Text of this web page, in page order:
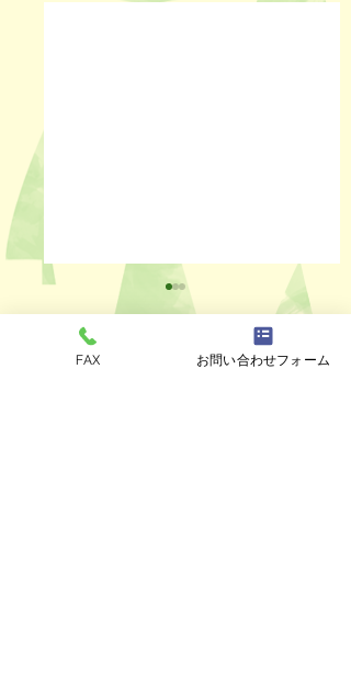
FAX お問い合わせフォーム